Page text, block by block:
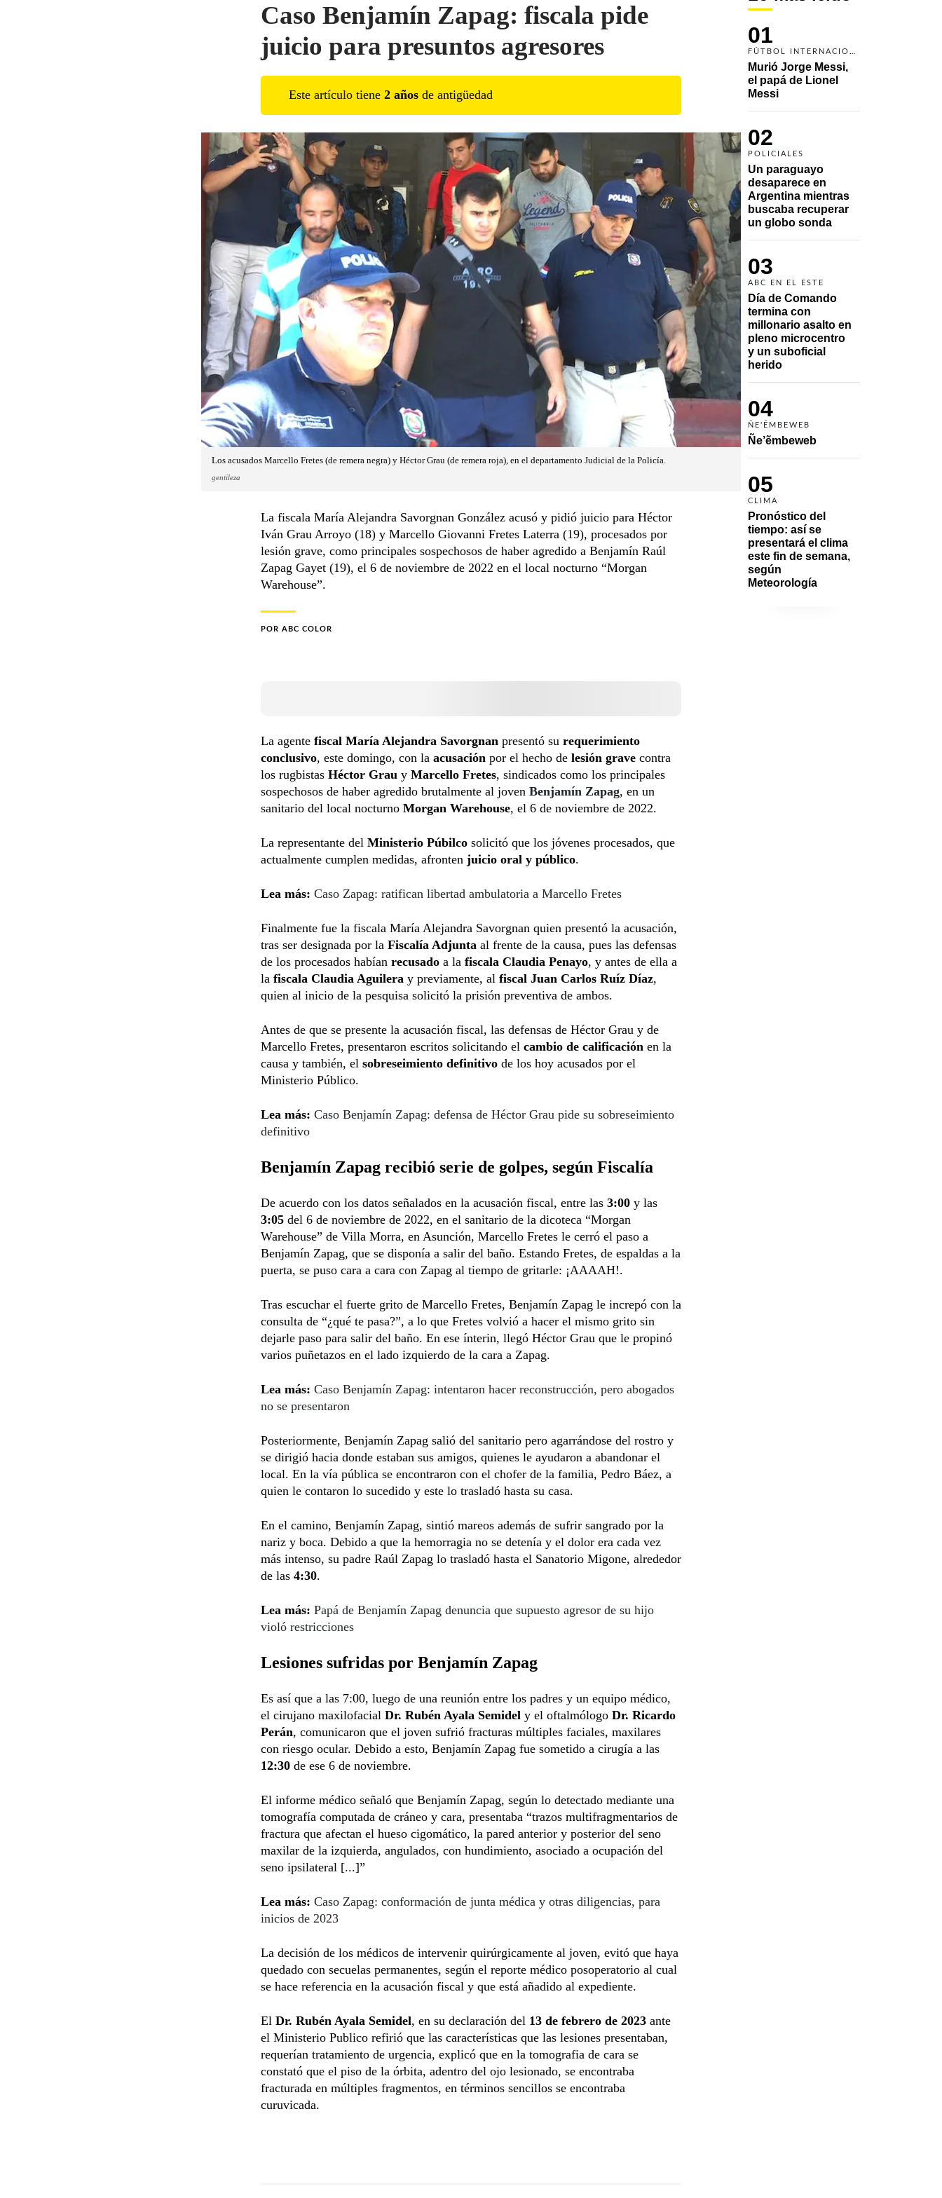
01
Murió Jorge Messi,
el papá de Lionel
Messi
02
POLICIALES
Un paraguayo
desaparece en
Argentina mientras
buscaba recuperar
un globo sonda
03
ABC EN EL ESTE
Día de Comando
termina con
millonario asalto en
pleno microcentro
y un suboficial
herido
04
ÑE'ẼMBEWEB
Ñe’ẽmbeweb
05
CLIMA
Pronóstico del
tiempo: así se
presentará el clima
este fin de semana,
según
Meteorología
Caso Benjamín Zapag: fiscala pide
juicio para presuntos agresores
Este artículo tiene 2 años de antigüedad
Los acusados Marcello Fretes (de remera negra) y Héctor Grau (de remera roja), en el departamento Judicial de la Policía.
gentileza
La fiscala María Alejandra Savorgnan González acusó y pidió juicio para Héctor
Iván Grau Arroyo (18) y Marcello Giovanni Fretes Laterra (19), procesados por
lesión grave, como principales sospechosos de haber agredido a Benjamín Raúl
Zapag Gayet (19), el 6 de noviembre de 2022 en el local nocturno “Morgan
Warehouse”.
POR ABC COLOR
La agente fiscal María Alejandra Savorgnan presentó su requerimiento
conclusivo, este domingo, con la acusación por el hecho de lesión grave contra
los rugbistas Héctor Grau y Marcello Fretes, sindicados como los principales
sospechosos de haber agredido brutalmente al joven Benjamín Zapag, en un
sanitario del local nocturno Morgan Warehouse, el 6 de noviembre de 2022.
La representante del Ministerio Púbilco solicitó que los jóvenes procesados, que
actualmente cumplen medidas, afronten juicio oral y público.
Lea más: Caso Zapag: ratifican libertad ambulatoria a Marcello Fretes
Finalmente fue la fiscala María Alejandra Savorgnan quien presentó la acusación,
tras ser designada por la Fiscalía Adjunta al frente de la causa, pues las defensas
de los procesados habían recusado a la fiscala Claudia Penayo, y antes de ella a
la fiscala Claudia Aguilera y previamente, al fiscal Juan Carlos Ruíz Díaz,
quien al inicio de la pesquisa solicitó la prisión preventiva de ambos.
Antes de que se presente la acusación fiscal, las defensas de Héctor Grau y de
Marcello Fretes, presentaron escritos solicitando el cambio de calificación en la
causa y también, el sobreseimiento definitivo de los hoy acusados por el
Ministerio Público.
Lea más: Caso Benjamín Zapag: defensa de Héctor Grau pide su sobreseimiento
definitivo
Benjamín Zapag recibió serie de golpes, según Fiscalía
De acuerdo con los datos señalados en la acusación fiscal, entre las 3:00 y las
3:05 del 6 de noviembre de 2022, en el sanitario de la dicoteca “Morgan
Warehouse” de Villa Morra, en Asunción, Marcello Fretes le cerró el paso a
Benjamín Zapag, que se disponía a salir del baño. Estando Fretes, de espaldas a la
puerta, se puso cara a cara con Zapag al tiempo de gritarle: ¡AAAAH!.
Tras escuchar el fuerte grito de Marcello Fretes, Benjamín Zapag le increpó con la
consulta de “¿qué te pasa?”, a lo que Fretes volvió a hacer el mismo grito sin
dejarle paso para salir del baño. En ese ínterin, llegó Héctor Grau que le propinó
varios puñetazos en el lado izquierdo de la cara a Zapag.
Lea más: Caso Benjamín Zapag: intentaron hacer reconstrucción, pero abogados
no se presentaron
Posteriormente, Benjamín Zapag salió del sanitario pero agarrándose del rostro y
se dirigió hacia donde estaban sus amigos, quienes le ayudaron a abandonar el
local. En la vía pública se encontraron con el chofer de la familia, Pedro Báez, a
quien le contaron lo sucedido y este lo trasladó hasta su casa.
En el camino, Benjamín Zapag, sintió mareos además de sufrir sangrado por la
nariz y boca. Debido a que la hemorragia no se detenía y el dolor era cada vez
más intenso, su padre Raúl Zapag lo trasladó hasta el Sanatorio Migone, alrededor
de las 4:30.
Lea más: Papá de Benjamín Zapag denuncia que supuesto agresor de su hijo
violó restricciones
Lesiones sufridas por Benjamín Zapag
Es así que a las 7:00, luego de una reunión entre los padres y un equipo médico,
el cirujano maxilofacial Dr. Rubén Ayala Semidel y el oftalmólogo Dr. Ricardo
Perán, comunicaron que el joven sufrió fracturas múltiples faciales, maxilares
con riesgo ocular. Debido a esto, Benjamín Zapag fue sometido a cirugía a las
12:30 de ese 6 de noviembre.
El informe médico señaló que Benjamín Zapag, según lo detectado mediante una
tomografía computada de cráneo y cara, presentaba “trazos multifragmentarios de
fractura que afectan el hueso cigomático, la pared anterior y posterior del seno
maxilar de la izquierda, angulados, con hundimiento, asociado a ocupación del
seno ipsilateral [...]”
Lea más: Caso Zapag: conformación de junta médica y otras diligencias, para
inicios de 2023
La decisión de los médicos de intervenir quirúrgicamente al joven, evitó que haya
quedado con secuelas permanentes, según el reporte médico posoperatorio al cual
se hace referencia en la acusación fiscal y que está añadido al expediente.
El Dr. Rubén Ayala Semidel, en su declaración del 13 de febrero de 2023 ante
el Ministerio Publico refirió que las características que las lesiones presentaban,
requerían tratamiento de urgencia, explicó que en la tomografia de cara se
constató que el piso de la órbita, adentro del ojo lesionado, se encontraba
fracturada en múltiples fragmentos, en términos sencillos se encontraba
curuvicada.